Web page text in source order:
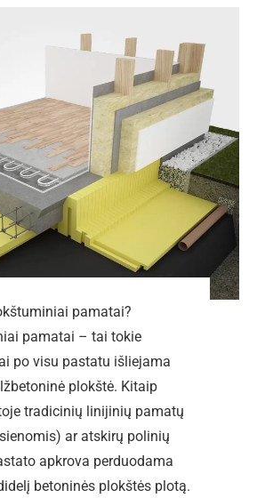
pamatai?
pamatai – tai tokie
po visu pastatu išliejama
plokštė. Kitaip
tradicinių linijinių pamatų
ar atskirų polinių
apkrova perduodama
betoninės plokštės plotą.